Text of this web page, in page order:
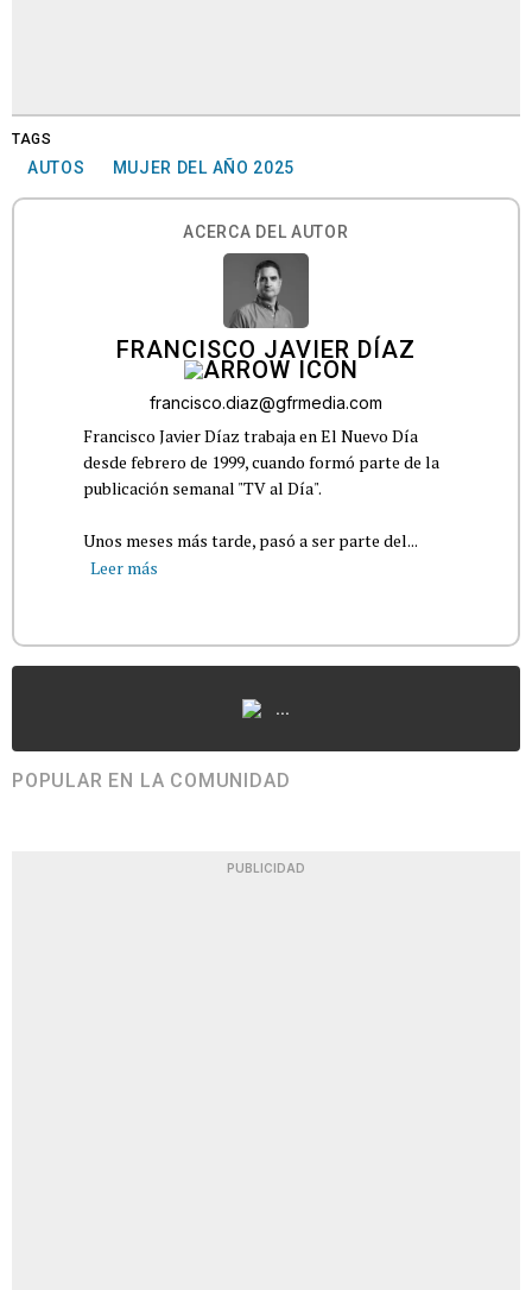
TAGS
AUTOS MUJER DEL AÑO 2025
ACERCA DEL AUTOR
FRANCISCO JAVIER DÍAZ
francisco.diaz@gfrmedia.com
Francisco Javier Díaz trabaja en El Nuevo Día
desde febrero de 1999, cuando formó parte de la
publicación semanal "TV al Día".
Unos meses más tarde, pasó a ser parte del...
Leer más
...
POPULAR EN LA COMUNIDAD
PUBLICIDAD